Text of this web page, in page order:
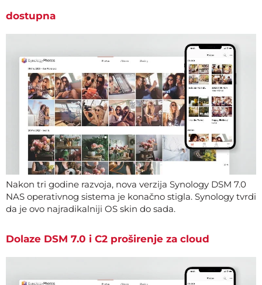
dostupna
Nakon tri godine razvoja, nova verzija Synology DSM 7.0
NAS operativnog sistema je konačno stigla. Synology tvrdi
da je ovo najradikalniji OS skin do sada.
Dolaze DSM 7.0 i C2 proširenje za cloud